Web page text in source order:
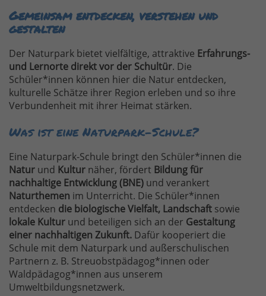
Gemeinsam entdecken, verstehen und
gestalten
Der Naturpark bietet vielfältige, attraktive Erfahrungs-
und Lernorte direkt vor der Schultür. Die
Schüler*innen können hier die Natur entdecken,
kulturelle Schätze ihrer Region erleben und so ihre
Verbundenheit mit ihrer Heimat stärken.
Was ist eine Naturpark-Schule?
Eine Naturpark-Schule bringt den Schüler*innen die
Natur und Kultur näher, fördert Bildung für
nachhaltige Entwicklung (BNE) und verankert
Naturthemen im Unterricht. Die Schüler*innen
entdecken die biologische Vielfalt, Landschaft sowie
lokale Kultur und beteiligen sich an der Gestaltung
einer nachhaltigen Zukunft. Dafür kooperiert die
Schule mit dem Naturpark und außerschulischen
Partnern z. B. Streuobstpädagog*innen oder
Waldpädagog*innen aus unserem
Umweltbildungsnetzwerk.